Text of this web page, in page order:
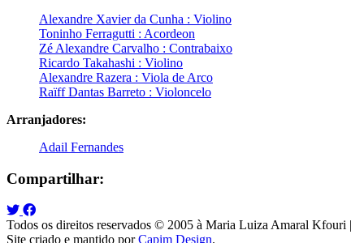
Alexandre Xavier da Cunha : Violino
Toninho Ferragutti : Acordeon
Zé Alexandre Carvalho : Contrabaixo
Ricardo Takahashi : Violino
Alexandre Razera : Viola de Arco
Raïff Dantas Barreto : Violoncelo
Arranjadores:
Adail Fernandes
Compartilhar:
Todos os direitos reservados © 2005 à Maria Luiza Amaral Kfouri |
Site criado e mantido porCapim Design.